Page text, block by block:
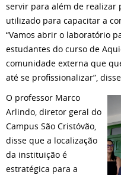
servir para além de realizar
utilizado para capacitar a
“Vamos abrir o laboratório
estudantes do curso de
comunidade externa que
até se profissionalizar”,
O professor Marco
Arlindo, diretor geral do
Campus São Cristóvão,
disse que a localização
da instituição é
estratégica para a